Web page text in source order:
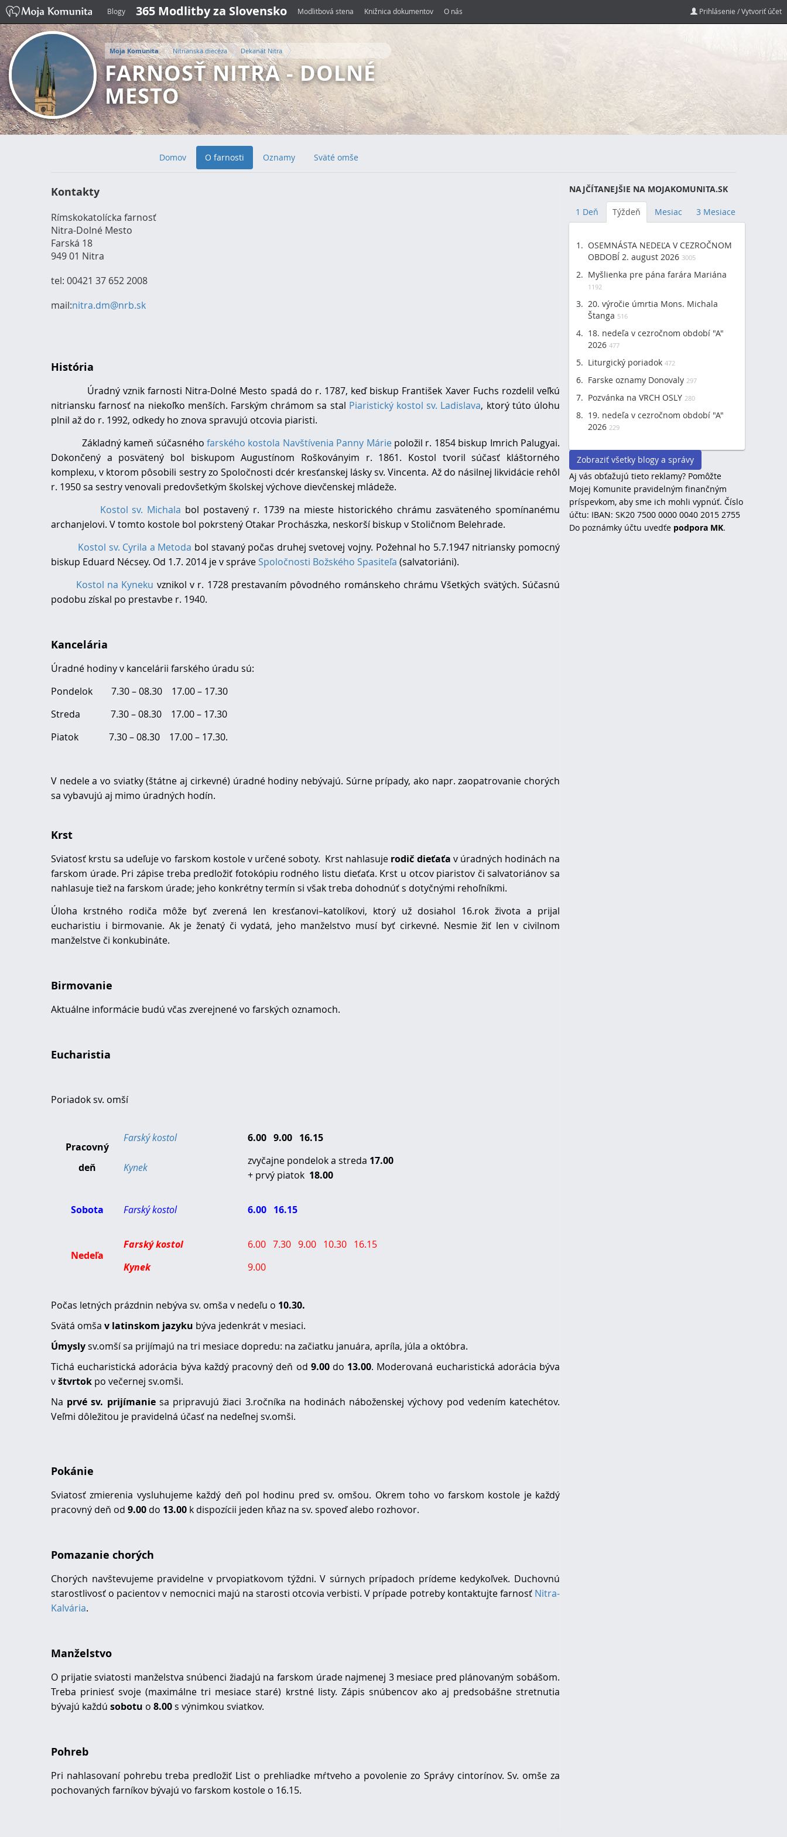
Blogy 365 Modlitby za Slovensko Modlitbová stena Knižnica dokumentov O nás Prihlásenie / Vytvoriť účet
Moja Komunita Nitrianska diecéza Dekanát Nitra
FARNOSŤ NITRA - DOLNÉ
MESTO
Domov O farnosti Oznamy Sväté omše
Kontakty
Rímskokatolícka farnosť
Nitra-Dolné Mesto
Farská 18
949 01 Nitra
tel: 00421 37 652 2008
mail:nitra.dm@nrb.sk
História
Úradný vznik farnosti Nitra-Dolné Mesto spadá do r. 1787, keď biskup František Xaver Fuchs rozdelil veľkú
nitriansku farnosť na niekoľko menších. Farským chrámom sa stal Piaristický kostol sv. Ladislava, ktorý túto úlohu
plnil až do r. 1992, odkedy ho znova spravujú otcovia piaristi.
Základný kameň súčasného farského kostola Navštívenia Panny Máriepoložil r. 1854 biskup Imrich Palugyai.
Dokončený a posvätený bol biskupom Augustínom Roškoványim r. 1861. Kostol tvoril súčasť kláštorného
komplexu, v ktorom pôsobili sestry zo Spoločnosti dcér kresťanskej lásky sv. Vincenta. Až do násilnej likvidácie rehôl
r. 1950 sa sestry venovali predovšetkým školskej výchove dievčenskej mládeže.
Kostol sv. Michala bol postavený r. 1739 na mieste historického chrámu zasväteného spomínanému
archanjelovi. V tomto kostole bol pokrstený Otakar Prochászka, neskorší biskup v Stoličnom Belehrade.
Kostol sv. Cyrila a Metoda bol stavaný počas druhej svetovej vojny. Požehnal ho 5.7.1947 nitriansky pomocný
biskup Eduard Nécsey. Od 1.7. 2014 je v správeSpoločnosti Božského Spasiteľa (salvatoriáni).
Kostol na Kyneku vznikol v r. 1728 prestavaním pôvodného románskeho chrámu Všetkých svätých. Súčasnú
podobu získal po prestavbe r. 1940.
Kancelária
Úradné hodiny v kancelárii farského úradu sú:
Pondelok 7.30 – 08.30 17.00 – 17.30
Streda 7.30 – 08.30 17.00 – 17.30
Piatok 7.30 – 08.30 17.00 – 17.30.
V nedele a vo sviatky (štátne aj cirkevné) úradné hodiny nebývajú. Súrne prípady, ako napr. zaopatrovanie chorých
sa vybavujú aj mimo úradných hodín.
Krst
Sviatosť krstu sa udeľuje vo farskom kostole v určené soboty. Krst nahlasuje rodič dieťaťa v úradných hodinách na
farskom úrade. Pri zápise treba predložiť fotokópiu rodného listu dieťaťa. Krst u otcov piaristov či salvatoriánov sa
nahlasuje tiež na farskom úrade; jeho konkrétny termín si však treba dohodnúť s dotyčnými rehoľníkmi.
Úloha krstného rodiča môže byť zverená len kresťanovi–katolíkovi, ktorý už dosiahol 16.rok života a prijal
eucharistiu i birmovanie. Ak je ženatý či vydatá, jeho manželstvo musí byť cirkevné. Nesmie žiť len v civilnom
manželstve či konkubináte.
Birmovanie
Aktuálne informácie budú včas zverejnené vo farských oznamoch.
Eucharistia
Poriadok sv. omší
Pracovný
deň
Farský kostol 6.00 9.00 16.15
Kynek
zvyčajne pondelok a streda 17.00
+ prvý piatok 18.00
Sobota Farský kostol 6.00 16.15
Nedeľa
Farský kostol
6.00 7.30 9.00 10.30 16.15
Kynek
9.00
Počas letných prázdnin nebýva sv. omša v nedeľu o 10.30.
Svätá omša v latinskom jazyku býva jedenkrát v mesiaci.
Úmyslysv.omší sa prijímajú na tri mesiace dopredu: na začiatku januára, apríla, júla a októbra.
Tichá eucharistická adorácia býva každý pracovný deň od 9.00do 13.00. Moderovaná eucharistická adorácia býva
vštvrtok po večernej sv.omši.
Na prvé sv. prijímaniesa pripravujú žiaci 3.ročníka na hodinách náboženskej výchovy pod vedením katechétov.
Veľmi dôležitou je pravidelná účasť na nedeľnej sv.omši.
Pokánie
Sviatosť zmierenia vysluhujeme každý deň pol hodinu pred sv. omšou. Okrem toho vo farskom kostole je každý
pracovný deň od 9.00 do 13.00 k dispozícii jeden kňaz na sv. spoveď alebo rozhovor.
Pomazanie chorých
Chorých navštevujeme pravidelne v prvopiatkovom týždni. V súrnych prípadoch prídeme kedykoľvek. Duchovnú
starostlivosť o pacientov v nemocnici majú na starosti otcovia verbisti. V prípade potreby kontaktujte farnosť Nitra-
Kalvária.
Manželstvo
O prijatie sviatosti manželstva snúbenci žiadajú na farskom úrade najmenej 3 mesiace pred plánovaným sobášom.
Treba priniesť svoje (maximálne tri mesiace staré) krstné listy. Zápis snúbencov ako aj predsobášne stretnutia
bývajú každú sobotu o 8.00s výnimkou sviatkov.
Pohreb
Pri nahlasovaní pohrebu treba predložiť List o prehliadke mŕtveho a povolenie zo Správy cintorínov. Sv. omše za
pochovaných farníkov bývajú vo farskom kostole o 16.15.
NAJČÍTANEJŠIE NA MOJAKOMUNITA.SK
1 Deň Týždeň Mesiac 3 Mesiace
OSEMNÁSTA NEDEĽA V CEZROČNOM
OBDOBÍ 2. august 2026 3005
Myšlienka pre pána farára Mariána
1192
20. výročie úmrtia Mons. Michala
Štanga 516
18. nedeľa v cezročnom období "A"
2026 477
Liturgický poriadok 472
Farske oznamy Donovaly 297
Pozvánka na VRCH OSLY 280
19. nedeľa v cezročnom období "A"
2026 229
Zobraziť všetky blogy a správy
Aj vás obťažujú tieto reklamy? Pomôžte
Mojej Komunite pravidelným finančným
príspevkom, aby sme ich mohli vypnúť. Číslo
účtu: IBAN: SK20 7500 0000 0040 2015 2755
Do poznámky účtu uvedťe podpora MK.